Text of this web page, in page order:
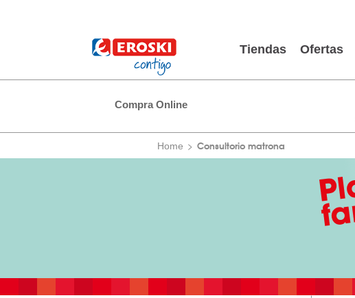
Tiendas Ofertas
Compra Online
Home Consultorio matrona